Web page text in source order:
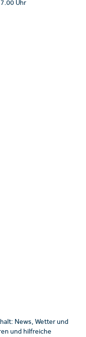
Uhr
News, Wetter und
und hilfreiche